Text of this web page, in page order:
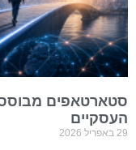
העסקיים
29 באפריל 2026